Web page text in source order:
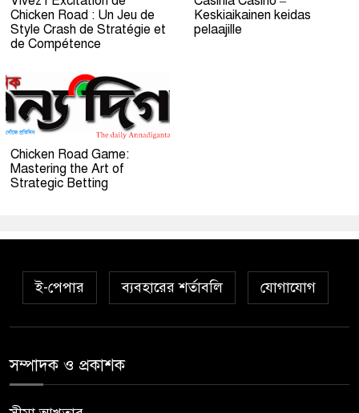
Chicken Road : Un Jeu de
Style Crash de Stratégie et
de Compétence
Keskiaikainen keidas
pelaajille
Chicken Road Game:
Mastering the Art of
Strategic Betting
ই-পেপার ব্যবহারের শর্তাবলি যোগাযোগ
সম্পাদক ও প্রকাশক